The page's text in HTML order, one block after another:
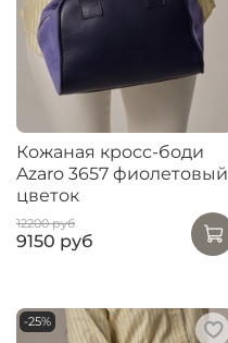
Кожаная кросс-боди
Azaro 3657 фиолетовый
цветок
12200 руб
9150 руб
-25%